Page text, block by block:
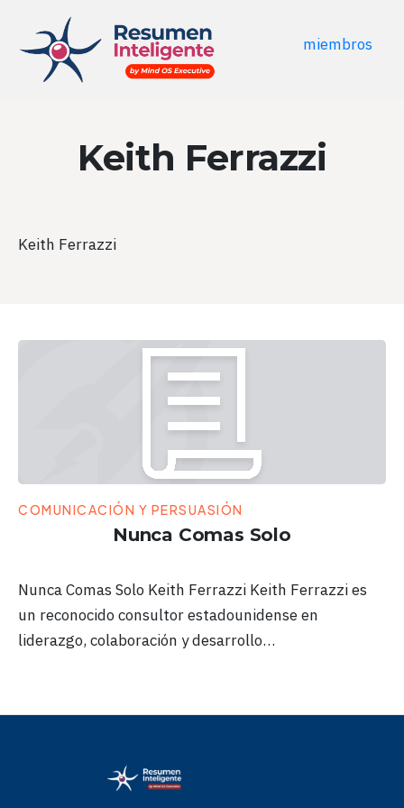
miembros
Keith Ferrazzi
Keith Ferrazzi
COMUNICACIÓN Y PERSUASIÓN
Nunca Comas Solo
Nunca Comas Solo Keith Ferrazzi Keith Ferrazzi es
un reconocido consultor estadounidense en
liderazgo, colaboración y desarrollo…